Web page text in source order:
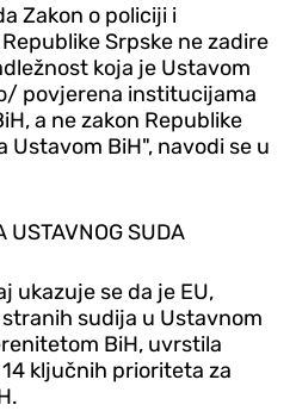
Zakon o policiji i
Srpske ne zadire
koja je Ustavom
povjerena institucijama
a ne zakon Republike
Ustavom BiH", navodi se u
USTAVNOG SUDA
ukazuje se da je EU,
sudija u Ustavnom
BiH, uvrstila
ključnih prioriteta za